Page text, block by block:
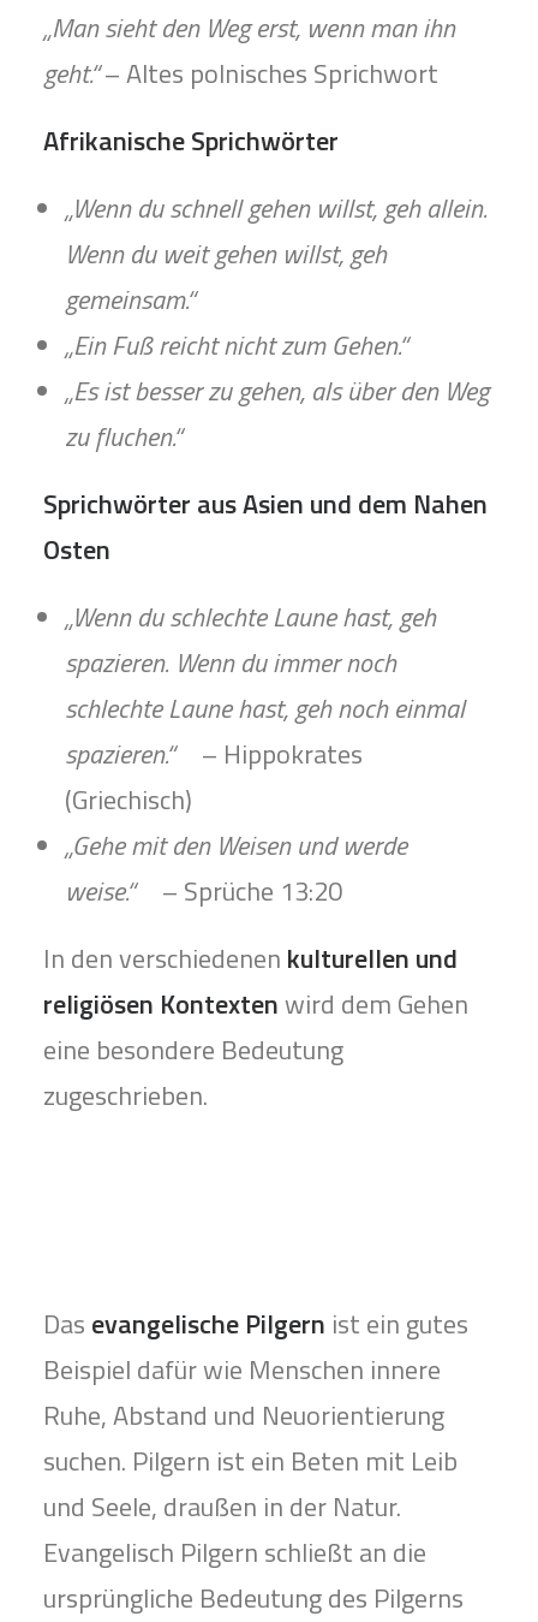
„Man sieht den Weg erst, wenn man ihn
geht.“– Altes polnisches Sprichwort
Afrikanische Sprichwörter
„Wenn du schnell gehen willst, geh allein.
Wenn du weit gehen willst, geh
gemeinsam.“
„Ein Fuß reicht nicht zum Gehen.“
„Es ist besser zu gehen, als über den Weg
zu fluchen.“
Sprichwörter aus Asien und dem Nahen
Osten
„Wenn du schlechte Laune hast, geh
spazieren. Wenn du immer noch
schlechte Laune hast, geh noch einmal
spazieren.“
– Hippokrates
(Griechisch)
„Gehe mit den Weisen und werde
weise.“
– Sprüche 13:20
In den verschiedenen kulturellen und
religiösen Kontextenwird dem Gehen
eine besondere Bedeutung
zugeschrieben.
Das evangelische Pilgern ist ein gutes
Beispiel dafür wie Menschen innere
Ruhe, Abstand und Neuorientierung
suchen. Pilgern ist ein Beten mit Leib
und Seele, draußen in der Natur.
Evangelisch Pilgern schließt an die
ursprüngliche Bedeutung des Pilgerns